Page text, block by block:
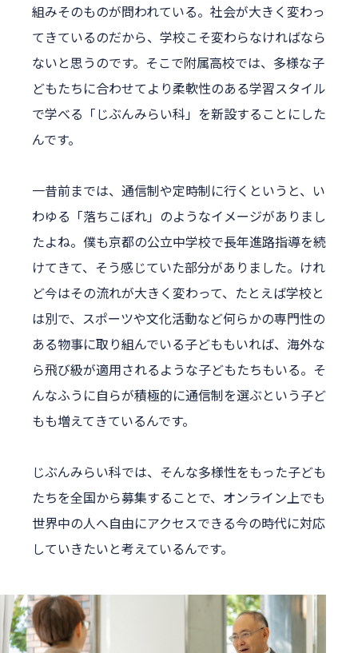
組みそのものが問われている。社会が大きく変わっ
てきているのだから、学校こそ変わらなければなら
ないと思うのです。そこで附属高校では、多様な子
どもたちに合わせてより柔軟性のある学習スタイル
で学べる「じぶんみらい科」を新設することにした
んです。
一昔前までは、通信制や定時制に行くというと、い
わゆる「落ちこぼれ」のようなイメージがありまし
たよね。僕も京都の公立中学校で長年進路指導を続
けてきて、そう感じていた部分がありました。けれ
ど今はその流れが大きく変わって、たとえば学校と
は別で、スポーツや文化活動など何らかの専門性の
ある物事に取り組んでいる子どももいれば、海外な
ら飛び級が適用されるような子どもたちもいる。そ
んなふうに自らが積極的に通信制を選ぶという子ど
もも増えてきているんです。
じぶんみらい科では、そんな多様性をもった子ども
たちを全国から募集することで、オンライン上でも
世界中の人へ自由にアクセスできる今の時代に対応
していきたいと考えているんです。